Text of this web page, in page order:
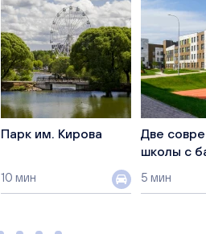
Парк им. Кирова
10 мин
Две
школы с
5 мин